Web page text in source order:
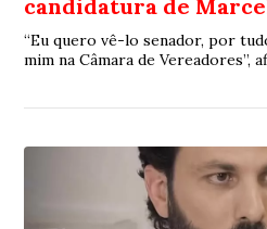
candidatura de
“Eu quero vê-lo senador, por
mim na Câmara de Vereadores”,